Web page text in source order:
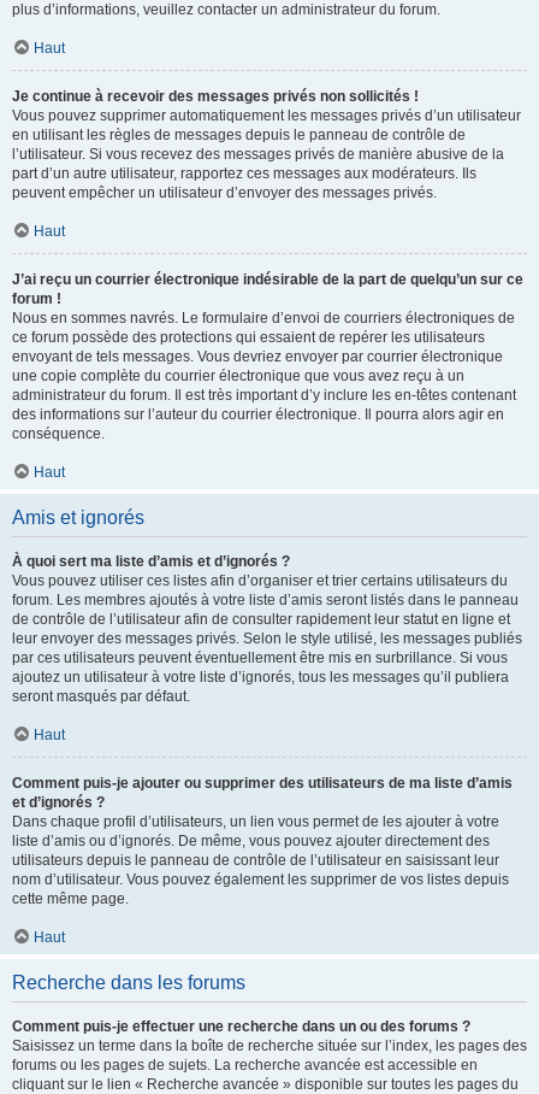
plus d’informations, veuillez contacter un administrateur du forum.
Haut
Je continue à recevoir des messages privés non sollicités !
Vous pouvez supprimer automatiquement les messages privés d’un utilisateur
en utilisant les règles de messages depuis le panneau de contrôle de
l’utilisateur. Si vous recevez des messages privés de manière abusive de la
part d’un autre utilisateur, rapportez ces messages aux modérateurs. Ils
peuvent empêcher un utilisateur d’envoyer des messages privés.
Haut
J’ai reçu un courrier électronique indésirable de la part de quelqu’un sur ce
forum !
Nous en sommes navrés. Le formulaire d’envoi de courriers électroniques de
ce forum possède des protections qui essaient de repérer les utilisateurs
envoyant de tels messages. Vous devriez envoyer par courrier électronique
une copie complète du courrier électronique que vous avez reçu à un
administrateur du forum. Il est très important d’y inclure les en-têtes contenant
des informations sur l’auteur du courrier électronique. Il pourra alors agir en
conséquence.
Haut
Amis et ignorés
À quoi sert ma liste d’amis et d’ignorés ?
Vous pouvez utiliser ces listes afin d’organiser et trier certains utilisateurs du
forum. Les membres ajoutés à votre liste d’amis seront listés dans le panneau
de contrôle de l’utilisateur afin de consulter rapidement leur statut en ligne et
leur envoyer des messages privés. Selon le style utilisé, les messages publiés
par ces utilisateurs peuvent éventuellement être mis en surbrillance. Si vous
ajoutez un utilisateur à votre liste d’ignorés, tous les messages qu’il publiera
seront masqués par défaut.
Haut
Comment puis-je ajouter ou supprimer des utilisateurs de ma liste d’amis
et d’ignorés ?
Dans chaque profil d’utilisateurs, un lien vous permet de les ajouter à votre
liste d’amis ou d’ignorés. De même, vous pouvez ajouter directement des
utilisateurs depuis le panneau de contrôle de l’utilisateur en saisissant leur
nom d’utilisateur. Vous pouvez également les supprimer de vos listes depuis
cette même page.
Haut
Recherche dans les forums
Comment puis-je effectuer une recherche dans un ou des forums ?
Saisissez un terme dans la boîte de recherche située sur l’index, les pages des
forums ou les pages de sujets. La recherche avancée est accessible en
cliquant sur le lien « Recherche avancée » disponible sur toutes les pages du